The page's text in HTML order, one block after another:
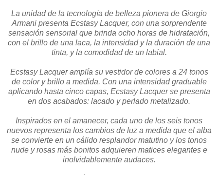
La unidad de la tecnología de belleza pionera de Giorgio
Armani presenta Ecstasy Lacquer, con una sorprendente
sensación sensorial que brinda ocho horas de hidratación,
con el brillo de una laca, la intensidad y la duración de una
tinta, y la comodidad de un labial.
Ecstasy Lacquer amplía su vestidor de colores a 24 tonos
de color y brillo a medida. Con una intensidad graduable
aplicando hasta cinco capas, Ecstasy Lacquer se presenta
en dos acabados: lacado y perlado metalizado.
Inspirados en el amanecer, cada uno de los seis tonos
nuevos representa los cambios de luz a medida que el alba
se convierte en un cálido resplandor matutino y los tonos
nude y rosas más bonitos adquieren matices elegantes e
inolvidablemente audaces.